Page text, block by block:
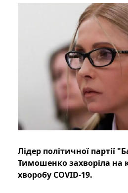
Лідер політичної партії
Тимошенко захворіла на
хворобу COVID-19.